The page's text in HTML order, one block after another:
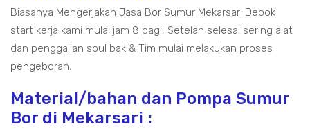
Biasanya Mengerjakan Jasa Bor Sumur Mekarsari Depok
start kerja kami mulai jam 8 pagi, Setelah selesai sering alat
dan penggalian spul bak & Tim mulai melakukan proses
pengeboran.
Material/bahan dan Pompa Sumur
Bor di Mekarsari :